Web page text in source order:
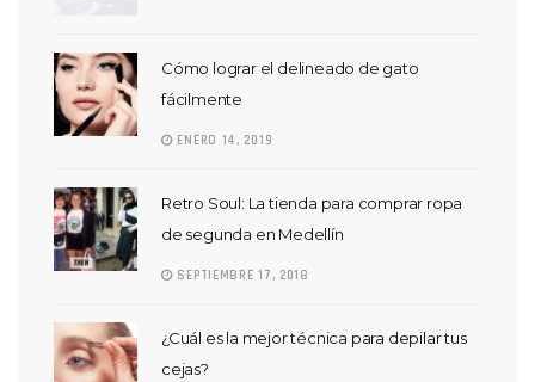
Cómo lograr el delineado de gato
fácilmente
ENERO 14, 2019
Retro Soul: La tienda para comprar ropa
de segunda en Medellín
SEPTIEMBRE 17, 2018
¿Cuál es la mejor técnica para depilar tus
cejas?